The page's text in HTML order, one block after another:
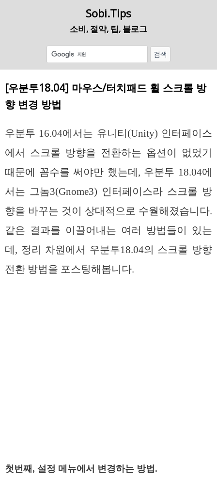
Sobi.Tips
소비, 절약, 팁, 블로그
[우분투18.04] 마우스/터치패드 휠 스크롤 방
향 변경 방법
우분투 16.04에서는 유니티(Unity) 인터페이스
에서 스크롤 방향을 전환하는 옵션이 없었기
때문에 꼼수를 써야만 했는데, 우분투 18.04에
서는 그놈3(Gnome3) 인터페이스라 스크롤 방
향을 바꾸는 것이 상대적으로 수월해졌습니다.
같은 결과를 이끌어내는 여러 방법들이 있는
데, 정리 차원에서 우분투18.04의 스크롤 방향
전환 방법을 포스팅해봅니다.
첫번째, 설정 메뉴에서 변경하는 방법.